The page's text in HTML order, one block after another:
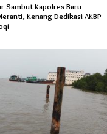
Sambut Kapolres Baru
Kenang Dedikasi AKBP